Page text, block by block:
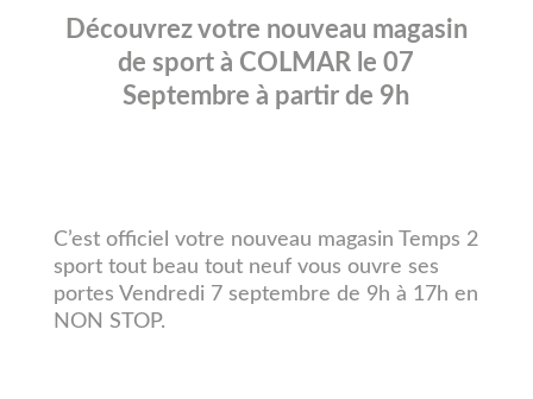
Découvrez votre nouveau magasin
de sport à COLMAR le 07
Septembre à partir de 9h
C’est officiel votre nouveau magasin Temps 2
sport tout beau tout neuf vous ouvre ses
portes Vendredi 7 septembre de 9h à 17h en
NON STOP.